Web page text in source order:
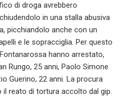
di droga avrebbero
in una stalla abusiva
picchiandolo anche con un
e le sopracciglia. Per questo
hanno arrestato,
Rungo, 25 anni, Paolo Simone
Guerino, 22 anni. La procura
reato di tortura accolto dal gip.